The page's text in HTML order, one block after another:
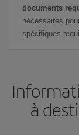
documents
nécessaires
spécifiques
à